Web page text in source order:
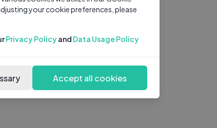
your cookie preferences, please
Privacy Policyand Data Usage Policy
Accept all cookies